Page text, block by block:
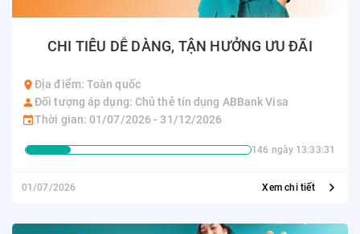
CHI TIÊU DỄ DÀNG, TẬN HƯỞNG ƯU ĐÃI
Địa điểm: Toàn quốc
Đối tượng áp dụng: Chủ thẻ tín dụng ABBank Visa
Thời gian: 01/07/2026 - 31/12/2026
146 ngày 13:33:31
01/07/2026 Xem chi tiết